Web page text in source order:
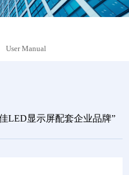
User Manual
LED显示屏配套企业品牌”